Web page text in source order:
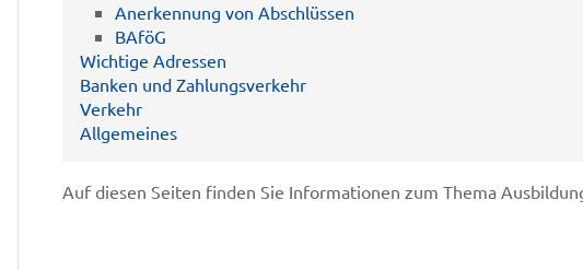
Anerkennung von Abschlüssen
BAföG
Wichtige Adressen
Banken und Zahlungsverkehr
Verkehr
Allgemeines
Auf diesen Seiten finden Sie Informationen zum Thema